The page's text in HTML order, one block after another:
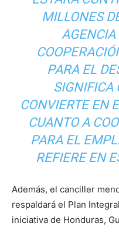
MILLONES
PARA EL
SIGNIFICA
CONVIERTE EN
CUANTO A
PARA EL
REFIERE EN
Además, el canciller
respaldará el Plan
iniciativa de Honduras,